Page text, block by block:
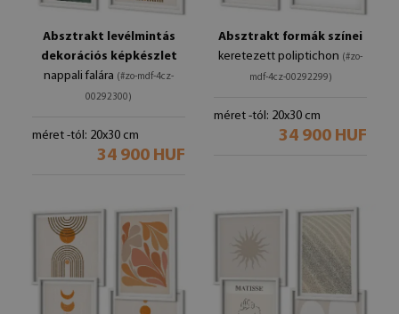
Absztrakt levélmintás
dekorációs képkészlet
nappali falára (#zo-mdf-4cz-
00292300)
méret -tól: 20x30 cm
34 900 HUF
Absztrakt formák színei
keretezett poliptichon (#zo-
mdf-4cz-00292299)
méret -tól: 20x30 cm
34 900 HUF